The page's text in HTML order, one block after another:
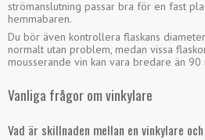
strömanslutning passar bra för en fast
hemmabaren.
Du bör även kontrollera flaskans
normalt utan problem, medan vissa
mousserande vin kan vara bredare än 90
Vanliga frågor om vinkylare
Vad är skillnaden mellan en vinkylare